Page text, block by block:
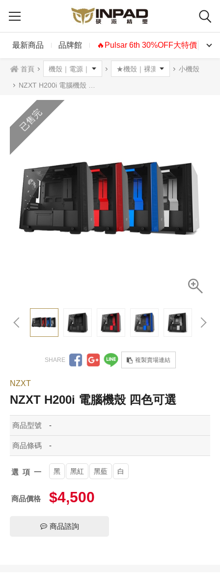
最新商品 品牌館 🔥Pulsar 6th 30%OFF大特價🔥
首頁 小機殼
NZXT H200i 電腦機殼 四色可選
已售完
複製賣場連結
NZXT
NZXT H200i 電腦機殼 四色可選
商品型號 -
商品條碼 -
選項一 黑 黑紅 黑藍 白
商品價格 $4,500
商品諮詢